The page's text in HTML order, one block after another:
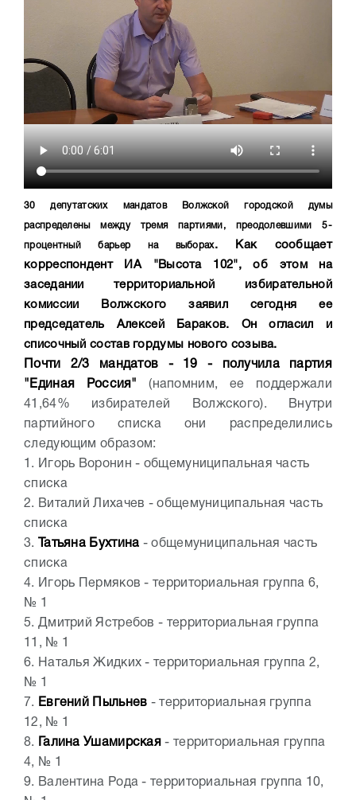
30 депутатских мандатов Волжской городской думы
распределены между тремя партиями, преодолевшими 5-
процентный барьер на выборах. Как сообщает
корреспондент ИА "Высота 102", об этом на
заседании территориальной избирательной
комиссии Волжского заявил сегодня ее
председатель Алексей Бараков. Он огласил и
списочный состав гордумы нового созыва.
Почти 2/3 мандатов - 19 - получила партия
"Единая Россия"
(напомним, ее поддержали
41,64% избирателей Волжского). Внутри
партийного списка они распределились
следующим образом:
1. Игорь Воронин - общемуниципальная часть
списка
2. Виталий Лихачев - общемуниципальная часть
списка
3.
Татьяна Бухтина - общемуниципальная часть
списка
4. Игорь Пермяков - территориальная группа 6,
№ 1
5. Дмитрий Ястребов - территориальная группа
11, № 1
6. Наталья Жидких - территориальная группа 2,
№ 1
7.
Евгений Пыльнев - территориальная группа
12, № 1
8.
Галина Ушамирская - территориальная группа
4, № 1
9. Валентина Рода - территориальная группа 10,